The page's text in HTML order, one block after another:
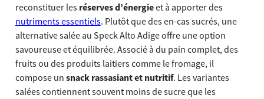
reconstituer les réserves d’énergieet à apporter des
nutriments essentiels. Plutôt que des en-cas sucrés, une
alternative salée au Speck Alto Adige offre une option
savoureuse et équilibrée. Associé à du pain complet, des
fruits ou des produits laitiers comme le fromage, il
compose un snack rassasiant et nutritif. Les variantes
salées contiennent souvent moins de sucre que les